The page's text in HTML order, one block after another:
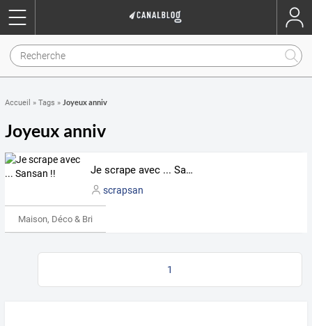
Accueil » Tags » Joyeux anniv
Joyeux anniv
Je scrape avec ... Sansan !!
scrapsan
Maison, Déco & Bricolage
1